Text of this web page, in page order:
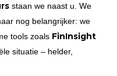
staan we naast u. We
nog belangrijker: we
tools zoals FinInsight
situatie – helder,